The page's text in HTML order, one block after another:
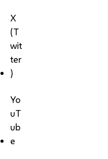
X
(T
wit
ter
)
Yo
uT
ub
e